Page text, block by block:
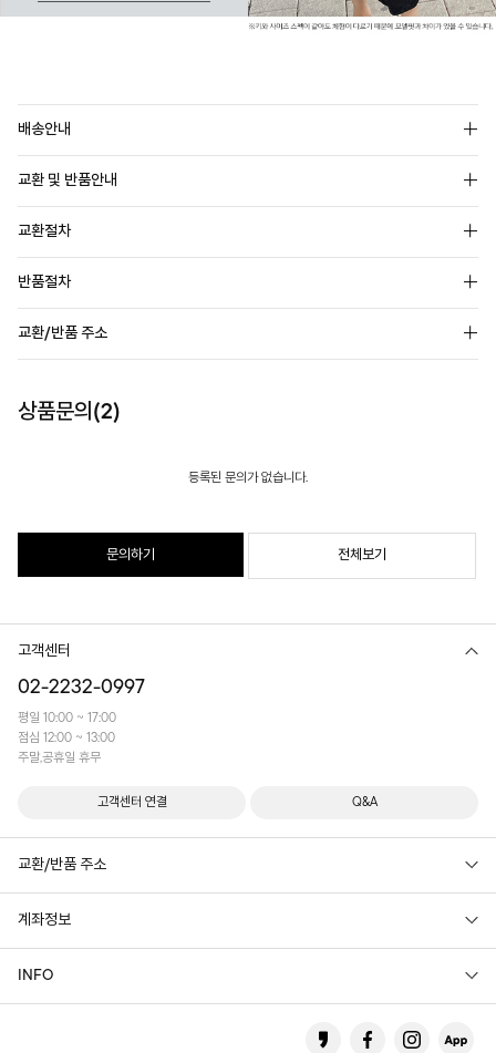
배송안내
교환 및 반품안내
교환절차
반품절차
교환/반품 주소
상품문의(2)
등록된 문의가 없습니다.
문의하기 전체보기
고객센터
02-2232-0997
평일 10:00 ~ 17:00
점심 12:00 ~ 13:00
주말,공휴일 휴무
고객센터 연결 Q&A
교환/반품 주소
계좌정보
INFO